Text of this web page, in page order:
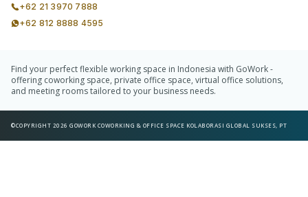
+62 21 3970 7888
+62 812 8888 4595
Find your perfect flexible working space in Indonesia with GoWork -
offering coworking space, private office space, virtual office solutions,
and meeting rooms tailored to your business needs.
©COPYRIGHT 2026 GOWORK COWORKING & OFFICE SPACE KOLABORASI GLOBAL SUKSES, PT